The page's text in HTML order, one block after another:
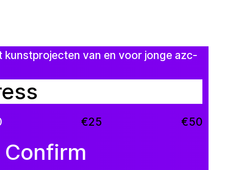
kunstprojecten van en voor jonge azc-
€25 €50